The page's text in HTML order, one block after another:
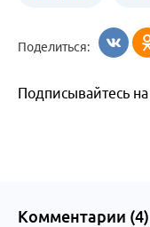
Поделиться:
Подписывайтесь на
Комментарии (4)